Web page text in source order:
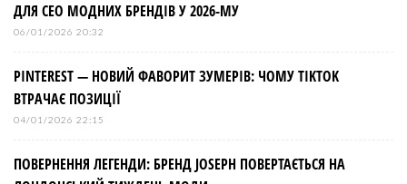
ДЛЯ СЕО МОДНИХ БРЕНДІВ У 2026-МУ
06/01/2026 20:32
PINTEREST — НОВИЙ ФАВОРИТ ЗУМЕРІВ: ЧОМУ TIKTOK
ВТРАЧАЄ ПОЗИЦІЇ
04/01/2026 22:15
ПОВЕРНЕННЯ ЛЕГЕНДИ: БРЕНД JOSEPH ПОВЕРТАЄТЬСЯ НА